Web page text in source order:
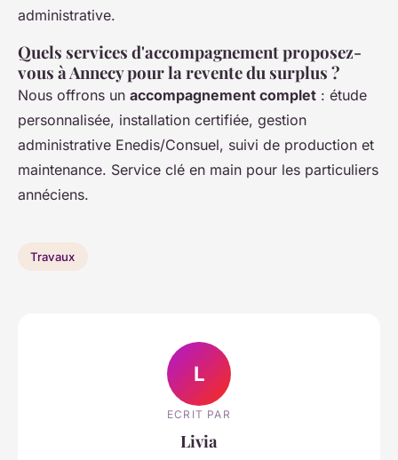
administrative.
Quels services d'accompagnement proposez-
vous à Annecy pour la revente du surplus ?
Nous offrons un accompagnement complet : étude
personnalisée, installation certifiée, gestion
administrative Enedis/Consuel, suivi de production et
maintenance. Service clé en main pour les particuliers
annéciens.
Travaux
L
ECRIT PAR
Livia